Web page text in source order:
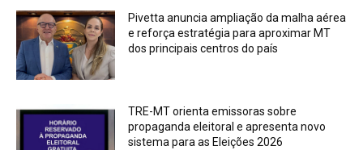
Pivetta anuncia ampliação da malha aérea
e reforça estratégia para aproximar MT
dos principais centros do país
TRE-MT orienta emissoras sobre
propaganda eleitoral e apresenta novo
sistema para as Eleições 2026